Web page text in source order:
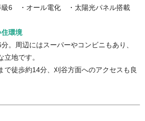
級6 ・オール電化 ・太陽光パネル搭載
環境
。周辺にはスーパーやコンビニもあり、
立地です。
で徒歩約14分、刈谷方面へのアクセスも良